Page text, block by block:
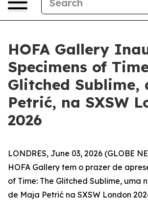
HOFA Gallery
Specimens of
Glitched Sublime,
Petrić, na SXSW
2026
LONDRES, June 03, 2026 (GLOBE
HOFA Gallery tem o prazer de
of Time: The Glitched Sublime, uma
de Maja Petrić na SXSW London